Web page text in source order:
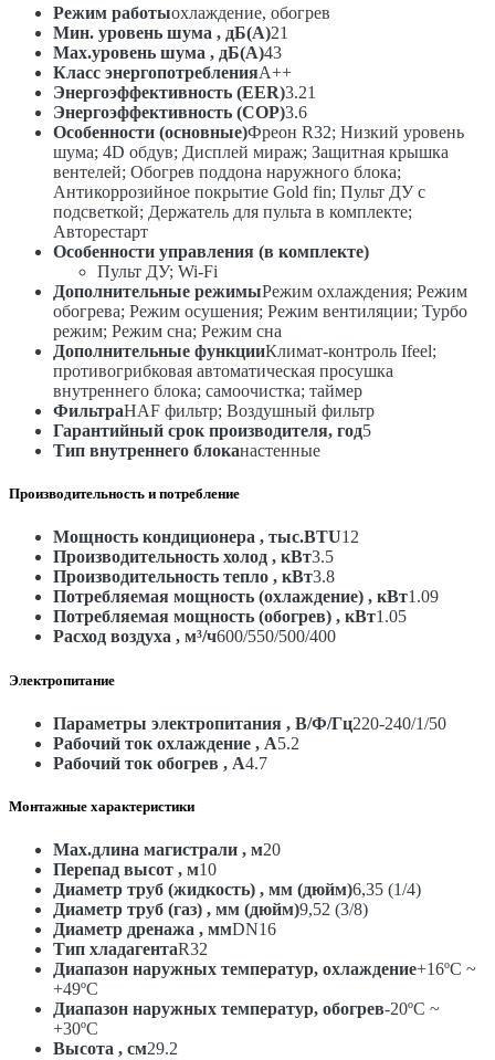
ASW-
H12A4/JD-
R2DI
(v1)/AS-
H12A4/JD-
R2DI
(v1)
Режим работыохлаждение, обогрев
Мин. уровень шума , дБ(А)21
Max.уровень шума , дБ(А)43
Класс энергопотребленияA++
Энергоэффективность (EER)3.21
Энергоэффективность (COP)3.6
Особенности (основные)Фреон R32; Низкий уровень
шума; 4D обдув; Дисплей мираж; Защитная крышка
вентелей; Обогрев поддона наружного блока;
Антикоррозийное покрытие Gold fin; Пульт ДУ с
подсветкой; Держатель для пульта в комплекте;
Авторестарт
Особенности управления (в комплекте)
Пульт ДУ; Wi-Fi
Дополнительные режимыРежим охлаждения; Режим
обогрева; Режим осушения; Режим вентиляции; Турбо
режим; Режим сна; Режим сна
Дополнительные функцииКлимат-контроль Ifeel;
противогрибковая автоматическая просушка
внутреннего блока; самоочистка; таймер
ФильтраHAF фильтр; Воздушный фильтр
Гарантийный срок производителя, год5
Тип внутреннего блоканастенные
Производительность и потребление
Мощность кондиционера , тыс.BTU12
Производительность холод , кВт3.5
Производительность тепло , кВт3.8
Потребляемая мощность (охлаждение) , кВт1.09
Потребляемая мощность (обогрев) , кВт1.05
Расход воздуха , м³/ч600/550/500/400
Электропитание
Параметры электропитания , В/Ф/Гц220-240/1/50
Рабочий ток охлаждение , А5.2
Рабочий ток обогрев , А4.7
Монтажные характеристики
Max.длина магистрали , м20
Перепад высот , м10
Диаметр труб (жидкость) , мм (дюйм)6,35 (1/4)
Диаметр труб (газ) , мм (дюйм)9,52 (3/8)
Диаметр дренажа , ммDN16
Тип хладагентаR32
Диапазон наружных температур, охлаждение+16ºC ~
+49ºC
Диапазон наружных температур, обогрев-20ºC ~
+30ºC
Высота , см29.2